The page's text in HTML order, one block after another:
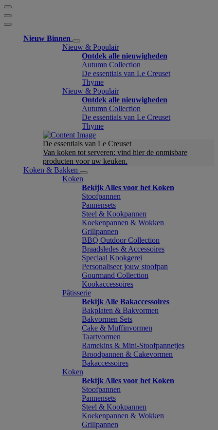
Nieuw Binnen
Nieuw & Populair
Ontdek alle nieuwigheden
Autumn Collection
De essentials van Le Creuset
Thyme
Nieuw & Populair
Ontdek alle nieuwigheden
Autumn Collection
De essentials van Le Creuset
Thyme
De essentials van Le Creuset
Van koken tot serveren: vind hier de onmisbare
producten voor uw keuken.
Koken & Bakken
Koken
Bekijk Alles voor het Koken
Stoofpannen
Pannensets
Steel & Kookpannen
Koekenpannen & Wokken
Grillpannen
BBQ Outdoor Collection
Braadsledes & Accessoires
Speciaal Kookgerei
Personaliseer jouw stoofpan
Gourmand Collection
Kookaccessoires
Pâtisserie
Bekijk Alle Bakaccessoires
Bakplaten & Bakvormen
Bakvormen Sets
Cake & Muffinvormen
Taartvormen
Ramekins & Mini-Stoofpannetjes
Broodpannen & Cakevormen
Bakaccessoires
Koken
Bekijk Alles voor het Koken
Stoofpannen
Pannensets
Steel & Kookpannen
Koekenpannen & Wokken
Grillpannen